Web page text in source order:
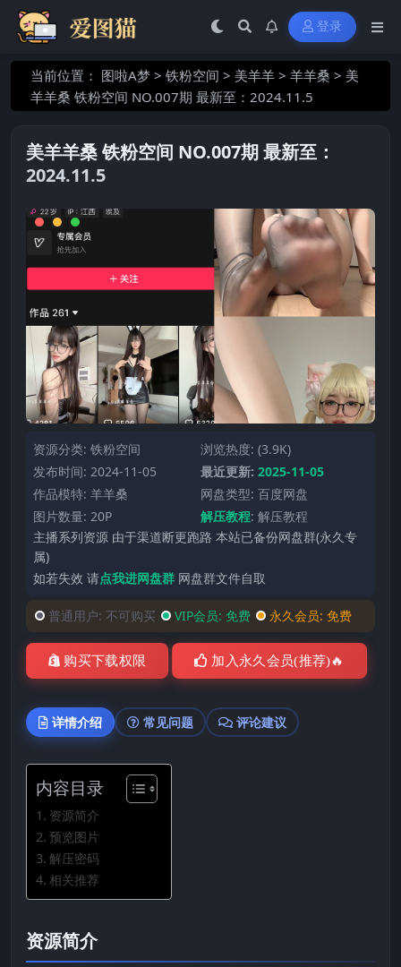
登录
当前位置： 图啦A梦 > 铁粉空间 > 美羊羊 > 羊羊桑 > 美
羊羊桑 铁粉空间 NO.007期 最新至：2024.11.5
美羊羊桑 铁粉空间 NO.007期 最新至：
2024.11.5
资源分类: 铁粉空间
浏览热度: (3.9K)
发布时间: 2024-11-05
最近更新: 2025-11-05
作品模特: 羊羊桑
网盘类型: 百度网盘
图片数量: 20P
解压教程: 解压教程
主播系列资源 由于渠道断更跑路 本站已备份网盘群(永久专
属)
如若失效 请点我进网盘群 网盘群文件自取
普通用户: 不可购买 VIP会员: 免费 永久会员: 免费
购买下载权限 加入永久会员(推荐)🔥
详情介绍 常见问题 评论建议
内容目录
资源简介
预览图片
解压密码
相关推荐
资源简介